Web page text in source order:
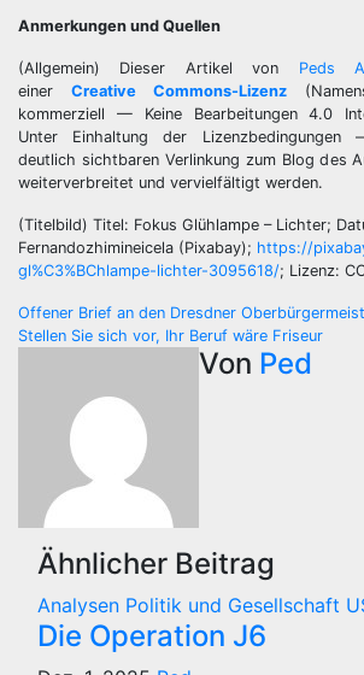
Anmerkungen und Quellen
(Allgemein) Dieser Artikel von Peds
einer Creative Commons-Lizenz
kommerziell — Keine Bearbeitungen 4.0
Unter Einhaltung der Lizenzbedingungen
deutlich sichtbaren Verlinkung zum Blog des
weiterverbreitet und vervielfältigt werden.
(Titelbild) Titel: Fokus Glühlampe – Lichter;
Fernandozhimineicela (Pixabay); https://
gl%C3%BChlampe-lichter-3095618/; Lizenz:
Beitragsnavigation
Offener Brief an den Dresdner
Stellen Sie sich vor, Ihr Beruf wäre Friseur
Von Ped
Ähnlicher Beitrag
Analysen Politik und Gesellschaft
Die Operation J6